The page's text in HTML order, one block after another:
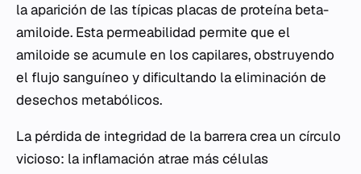
la aparición de las típicas placas de proteína beta-
amiloide. Esta permeabilidad permite que el
amiloide se acumule en los capilares, obstruyendo
el flujo sanguíneo y dificultando la eliminación de
desechos metabólicos.
La pérdida de integridad de la barrera crea un círculo
vicioso: la inflamación atrae más células